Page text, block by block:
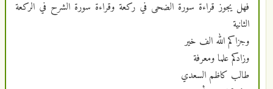
فهل يجوز قراءة سورة الضحى في ركعة وقراءة سورة الشرح في الركعة
الثانية
وجزاكم الله الف خير
وزادكم علما ومعرفة
طالب كاظم السعدي